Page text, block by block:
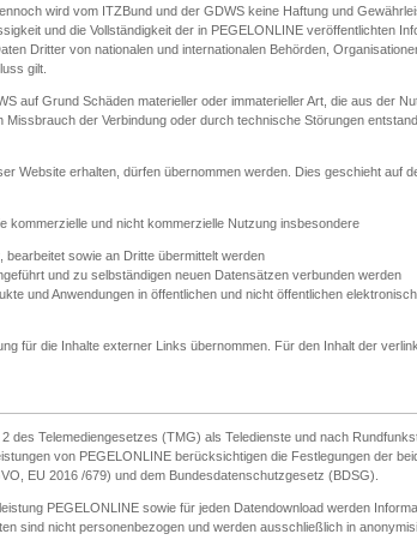
wird vom ITZBund und der GDWS keine Haftung und
und die Vollständigkeit der in PEGELONLINE veröffentlichten
Dritter von nationalen und internationalen Behörden,
gilt.
auf Grund Schäden materieller oder immaterieller Art, die aus der
der Verbindung oder durch technische Störungen
Website erhalten, dürfen übernommen werden. Dies geschieht auf
kommerzielle und nicht kommerzielle Nutzung insbesondere
sowie an Dritte übermittelt werden
und zu selbständigen neuen Datensätzen verbunden werden
und Anwendungen in öffentlichen und nicht öffentlichen
für die Inhalte externer Links übernommen. Für den Inhalt der
des Telemediengesetzes (TMG) als Teledienste und nach
von PEGELONLINE berücksichtigen die Festlegungen der
EU 2016 /679) und dem Bundesdatenschutzgesetz (BDSG).
PEGELONLINE sowie für jeden Datendownload werden
sind nicht personenbezogen und werden ausschließlich in